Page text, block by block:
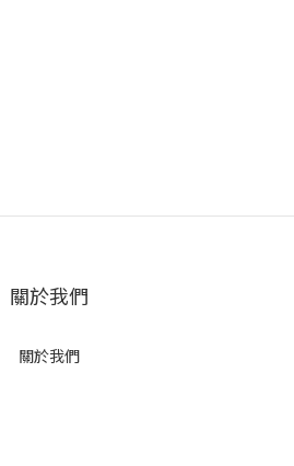
關於我們
關於我們